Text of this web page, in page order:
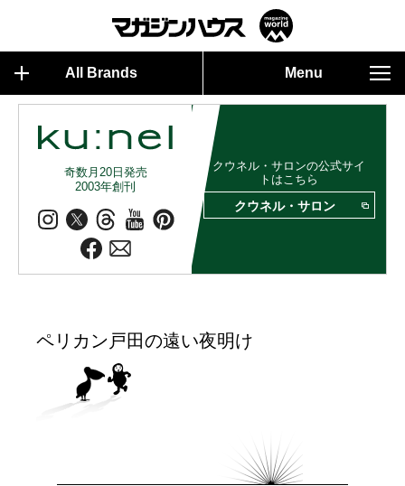
All Brands Menu
奇数月20日発売
2003年創刊
クウネル・サロンの公式サイ
トはこちら
クウネル・サロン
ペリカン戸田の遠い夜明け